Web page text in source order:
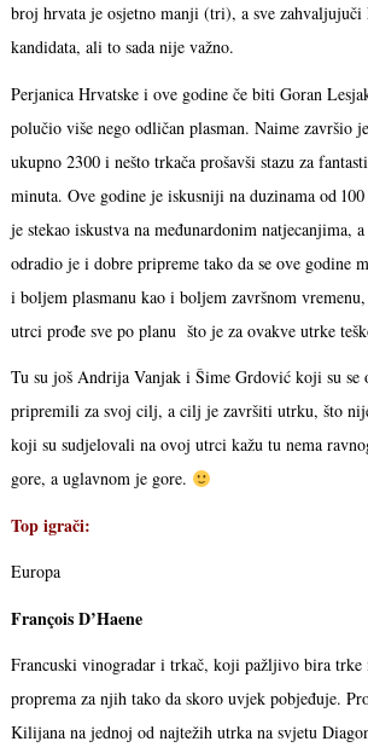
broj hrvata je osjetno manji (tri), a sve zahvaljujuči
kandidata, ali to sada nije važno.
Perjanica Hrvatske i ove godine če biti Goran
polučio više nego odličan plasman. Naime završio
ukupno 2300 i nešto trkača prošavši stazu za
minuta. Ove godine je iskusniji na duzinama od
je stekao iskustva na međunardonim natjecanjima,
odradio je i dobre pripreme tako da se ove godine
i boljem plasmanu kao i boljem završnom
utrci prođe sve po planu što je za ovakve utrke
Tu su još Andrija Vanjak i Šime Grdović koji su se
pripremili za svoj cilj, a cilj je završiti utrku, što
koji su sudjelovali na ovoj utrci kažu tu nema
gore, a uglavnom je gore.
Top igrači:
Europa
François D’Haene
Francuski vinogradar i trkač, koji pažljivo bira trke
proprema za njih tako da skoro uvjek pobjeđuje.
Kilijana na jednoj od najtežih utrka na svjetu